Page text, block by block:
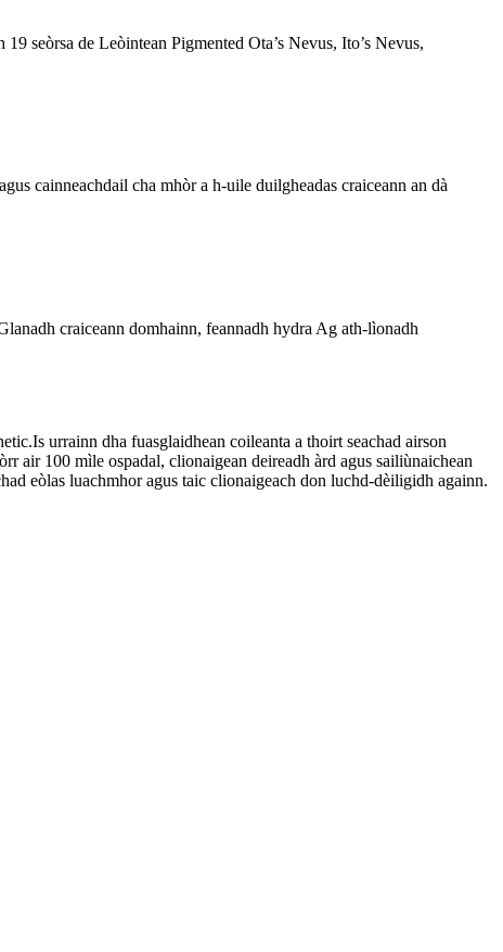
seòrsa de Leòintean Pigmented Ota’s Nevus, Ito’s Nevus,
cainneachdail cha mhòr a h-uile duilgheadas craiceann an dà
craiceann domhainn, feannadh hydra Ag ath-lìonadh
urrainn dha fuasglaidhean coileanta a thoirt seachad airson
air 100 mìle ospadal, clionaigean deireadh àrd agus sailiùnaichean
eòlas luachmhor agus taic clionaigeach don luchd-dèiligidh againn.